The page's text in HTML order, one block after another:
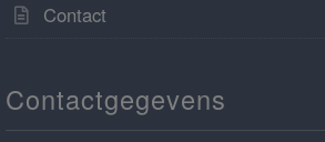
Contact
Contactgegevens